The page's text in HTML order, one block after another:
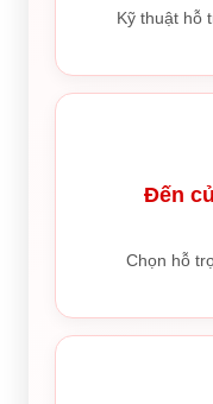
Kỹ thuật hỗ
Đến
Chọn hỗ